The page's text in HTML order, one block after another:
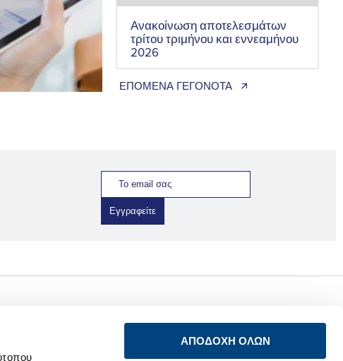
ΑΠΟΔΟΧΗ ΟΛΩΝ
Ανακοίνωση αποτελεσμάτων
τρίτου τριμήνου και εννεαμήνου
2026
ΕΠΟΜΕΝΑ ΓΕΓΟΝΟΤΑ 🡭
Εγγραφείτε
Ενημέρωση
Σύνδεση